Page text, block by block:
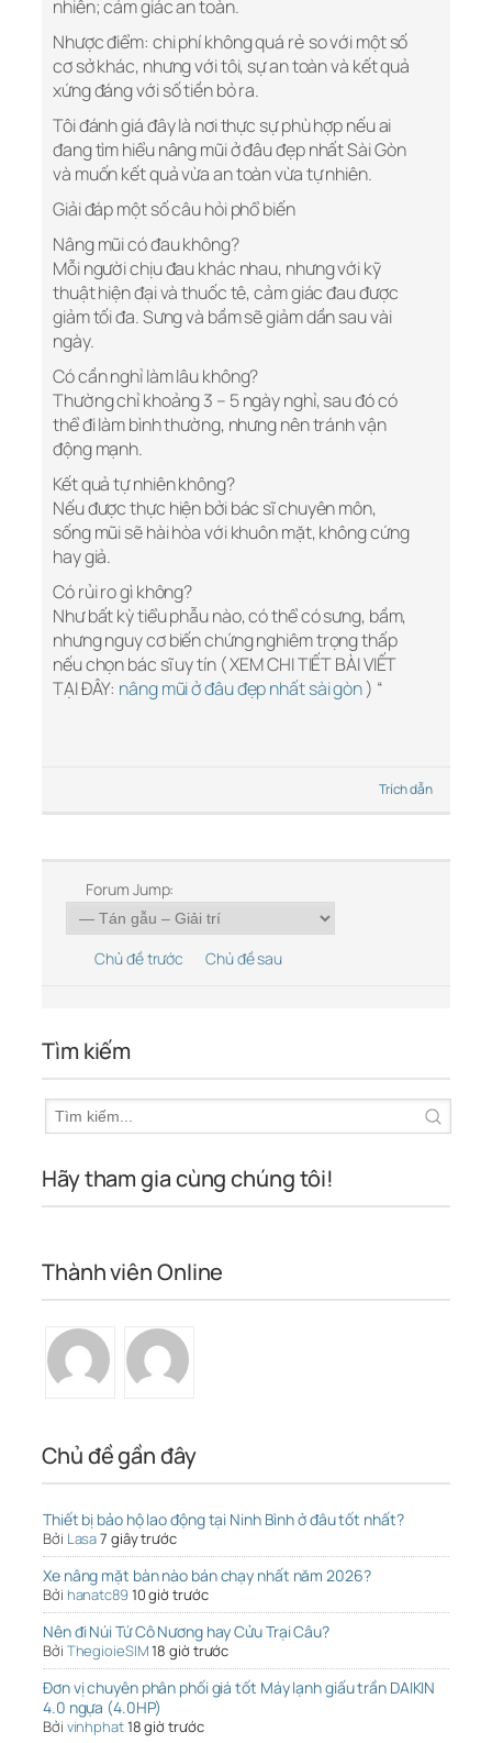
nhiên; cảm giác an toàn.
Nhược điểm: chi phí không quá rẻ so với một số
cơ sở khác, nhưng với tôi, sự an toàn và kết quả
xứng đáng với số tiền bỏ ra.
Tôi đánh giá đây là nơi thực sự phù hợp nếu ai
đang tìm hiểu nâng mũi ở đâu đẹp nhất Sài Gòn
và muốn kết quả vừa an toàn vừa tự nhiên.
Giải đáp một số câu hỏi phổ biến
Nâng mũi có đau không?
Mỗi người chịu đau khác nhau, nhưng với kỹ
thuật hiện đại và thuốc tê, cảm giác đau được
giảm tối đa. Sưng và bầm sẽ giảm dần sau vài
ngày.
Có cần nghỉ làm lâu không?
Thường chỉ khoảng 3 – 5 ngày nghỉ, sau đó có
thể đi làm bình thường, nhưng nên tránh vận
động mạnh.
Kết quả tự nhiên không?
Nếu được thực hiện bởi bác sĩ chuyên môn,
sống mũi sẽ hài hòa với khuôn mặt, không cứng
hay giả.
Có rủi ro gì không?
Như bất kỳ tiểu phẫu nào, có thể có sưng, bầm,
nhưng nguy cơ biến chứng nghiêm trọng thấp
nếu chọn bác sĩ uy tín ( XEM CHI TIẾT BÀI VIẾT
TẠI ĐÂY: nâng mũi ở đâu đẹp nhất sài gòn) “
Trích dẫn
Forum Jump:
Chủ đề trước Chủ đề sau
Tìm kiếm
Hãy tham gia cùng chúng tôi!
Thành viên Online
Chủ đề gần đây
Thiết bị bảo hộ lao động tại Ninh Bình ở đâu tốt nhất?
Bởi Lasa7 giây trước
Xe nâng mặt bàn nào bán chạy nhất năm 2026?
Bởi hanatc8910 giờ trước
Nên đi Núi Tứ Cô Nương hay Cửu Trại Câu?
Bởi ThegioieSIM18 giờ trước
Đơn vị chuyên phân phối giá tốt Máy lạnh giấu trần DAIKIN
4.0 ngựa (4.0HP)
Bởi vinhphat18 giờ trước